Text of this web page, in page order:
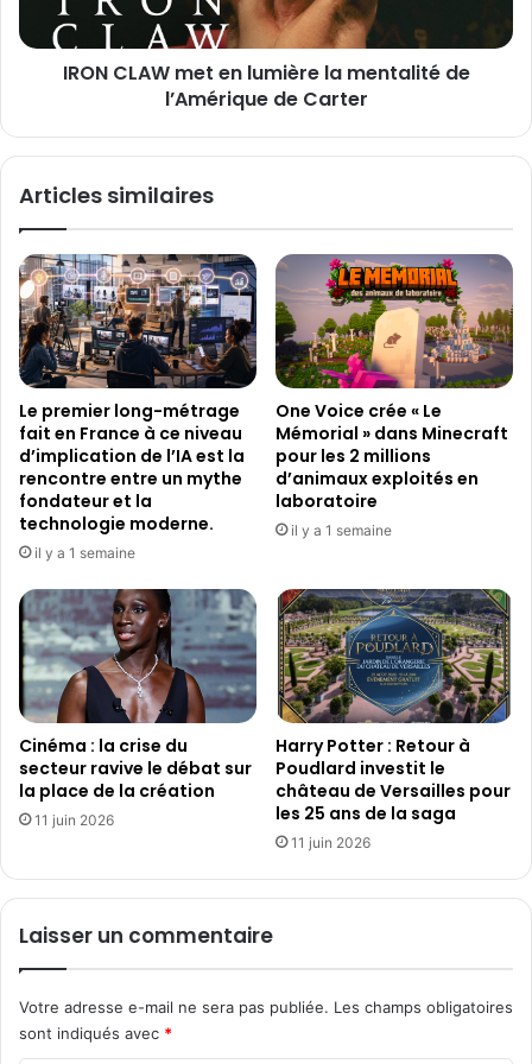
r
L
n
i
m
o
s
:
r
i
t
i
q
u
m
u
è
r
e
l
a
e
n
a
l
i
é
d
e
A
m
é
r
i
e
e
C
r
t
IRON CLAW met en lumière la mentalité de
l’Amérique de Carter
Articles similaires
Le premier long-métrage
fait en France à ce niveau
d’implication de l’IA est la
rencontre entre un mythe
fondateur et la
technologie moderne.
il y a 1 semaine
One Voice crée « Le
Mémorial » dans Minecraft
pour les 2 millions
d’animaux exploités en
laboratoire
il y a 1 semaine
Cinéma : la crise du
secteur ravive le débat sur
la place de la création
11 juin 2026
Harry Potter : Retour à
Poudlard investit le
château de Versailles pour
les 25 ans de la saga
11 juin 2026
Laisser un commentaire
Votre adresse e-mail ne sera pas publiée. Les champs obligatoires
sont indiqués avec *